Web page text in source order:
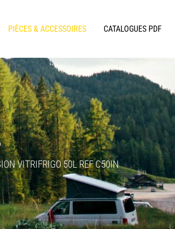
PIÈCES & ACCESSOIRES CATALOGUES PDF
VITRIFRIGO 50L REF C50IN